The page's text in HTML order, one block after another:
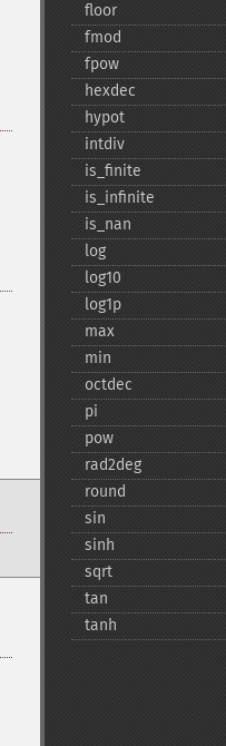
floor
fmod
fpow
hexdec
hypot
intdiv
is_​finite
is_​infinite
is_​nan
log
log10
log1p
max
min
octdec
pi
pow
rad2deg
round
sin
sinh
sqrt
tan
tanh